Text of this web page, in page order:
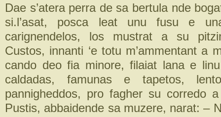
Dae s’atera perra de sa bertula nde
si.l’asat, posca leat unu fusu e
carignendelos, los mustrat a su
Custos, innanti ‘e totu m’ammentant a
cando deo fia minore, filaiat lana e
caldadas, famunas e tapetos,
pannigheddos, pro fagher su corredo
Pustis, abbaidende sa muzere, narat: –